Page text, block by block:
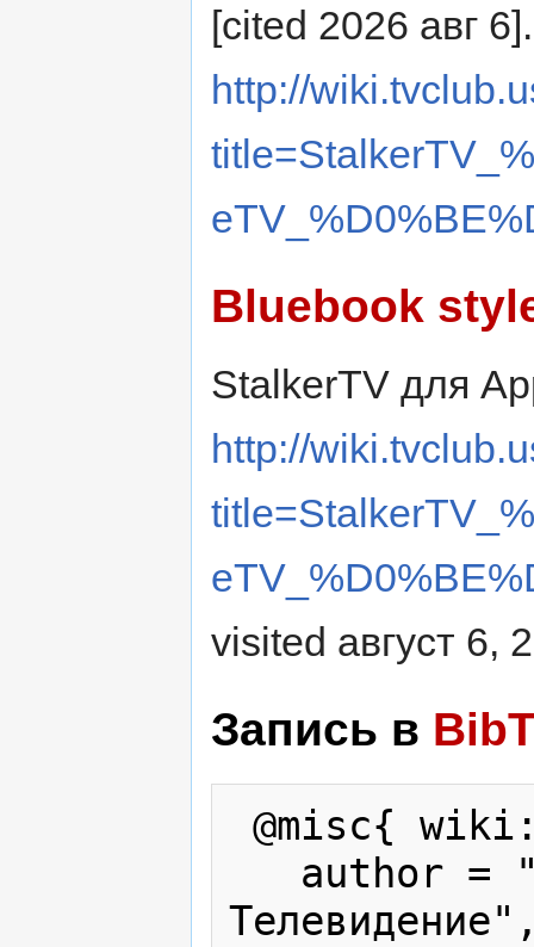
[cited 2026 авг
http://
Bluebook
StalkerTV для
http://
visited август 6,
Запись в